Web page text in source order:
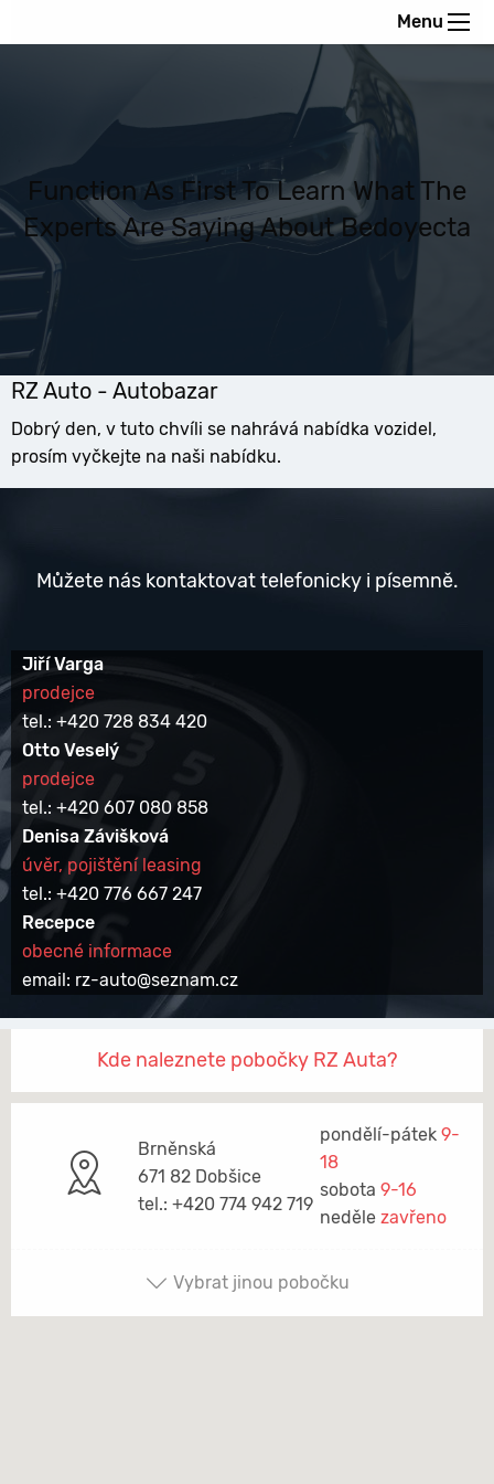
Menu
Function As First To Learn What The
Experts Are Saying About Bedoyecta
RZ Auto - Autobazar
Dobrý den, v tuto chvíli se nahrává nabídka vozidel,
prosím vyčkejte na naši nabídku.
Můžete nás kontaktovat telefonicky i písemně.
Jiří Varga
prodejce
tel.: +420 728 834 420
Otto Veselý
prodejce
tel.: +420 607 080 858
Denisa Závišková
úvěr, pojištění leasing
tel.: +420 776 667 247
Recepce
obecné informace
email: rz-auto@seznam.cz
Kde naleznete pobočky RZ Auta?
Brněnská
671 82 Dobšice
tel.: +420 774 942 719
pondělí-pátek 9-
18
sobota 9-16
neděle zavřeno
Vybrat jinou pobočku